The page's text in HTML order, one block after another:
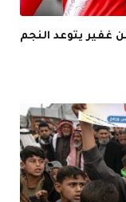
غفير يتوعد النجم